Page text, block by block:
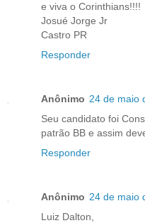
e viva o Corinthians!!!!
Josué Jorge Jr
Castro PR
Responder
Anônimo 24 de maio
Seu candidato foi
patrão BB e assim
Responder
Anônimo 24 de maio
Luiz Dalton,